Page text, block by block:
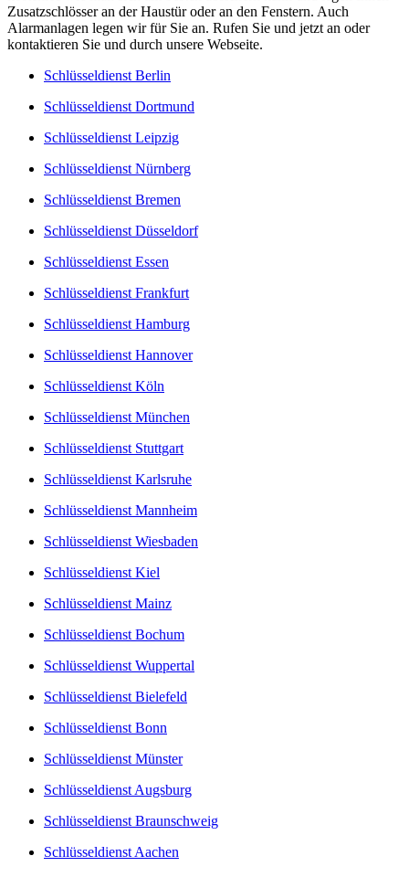
Zusatzschlösser an der Haustür oder an den Fenstern. Auch
Alarmanlagen legen wir für Sie an. Rufen Sie und jetzt an oder
kontaktieren Sie und durch unsere Webseite.
Schlüsseldienst Berlin
Schlüsseldienst Dortmund
Schlüsseldienst Leipzig
Schlüsseldienst Nürnberg
Schlüsseldienst Bremen
Schlüsseldienst Düsseldorf
Schlüsseldienst Essen
Schlüsseldienst Frankfurt
Schlüsseldienst Hamburg
Schlüsseldienst Hannover
Schlüsseldienst Köln
Schlüsseldienst München
Schlüsseldienst Stuttgart
Schlüsseldienst Karlsruhe
Schlüsseldienst Mannheim
Schlüsseldienst Wiesbaden
Schlüsseldienst Kiel
Schlüsseldienst Mainz
Schlüsseldienst Bochum
Schlüsseldienst Wuppertal
Schlüsseldienst Bielefeld
Schlüsseldienst Bonn
Schlüsseldienst Münster
Schlüsseldienst Augsburg
Schlüsseldienst Braunschweig
Schlüsseldienst Aachen